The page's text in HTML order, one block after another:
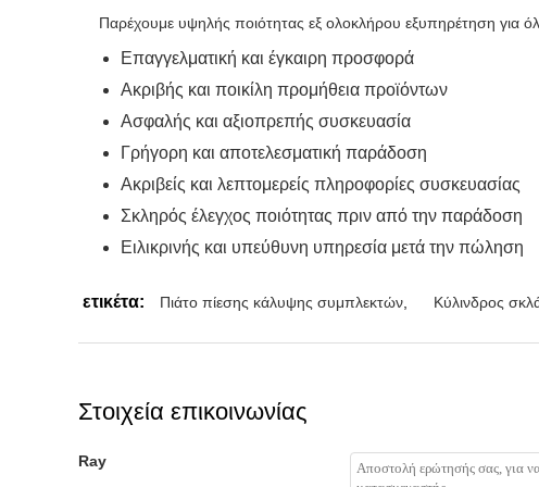
Παρέχουμε υψηλής ποιότητας εξ ολοκλήρου εξυπηρέτηση για
Επαγγελματική και έγκαιρη προσφορά
Ακριβής και ποικίλη προμήθεια προϊόντων
Ασφαλής και αξιοπρεπής συσκευασία
Γρήγορη και αποτελεσματική παράδοση
Ακριβείς και λεπτομερείς πληροφορίες συσκευασίας
Σκληρός έλεγχος ποιότητας πριν από την παράδοση
Ειλικρινής και υπεύθυνη υπηρεσία μετά την πώληση
ετικέτα: Πιάτο πίεσης κάλυψης συμπλεκτών Κύλινδρος
Στοιχεία επικοινωνίας
Ray